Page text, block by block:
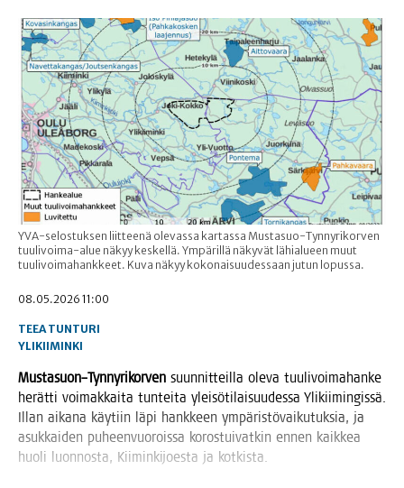
YVA-selostuksen liitteenä olevassa kartassa Mustasuo-Tynnyrikorven
tuulivoima-alue näkyy keskellä. Ympärillä näkyvät lähialueen muut
tuulivoimahankkeet. Kuva näkyy kokonaisuudessaan jutun lopussa.
08.05.2026 11:00
TEEA TUNTURI
YLIKIIMINKI
Mustasuon–Tynnyrikorven suun­nit­teil­la ole­va tuu­li­voi­ma­han­ke
herät­ti voi­mak­kai­ta tun­tei­ta ylei­sö­ti­lai­suu­des­sa Yli­kii­min­gis­sä.
Illan aika­na käy­tiin läpi hank­keen ympä­ris­tö­vai­ku­tuk­sia, ja
asuk­kai­den puheen­vuo­rois­sa koros­tui­vat­kin ennen kaik­kea
huo­li luon­nos­ta, Kii­min­ki­joes­ta ja kotkista.